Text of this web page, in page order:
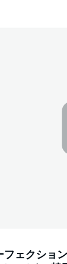
ェクショ